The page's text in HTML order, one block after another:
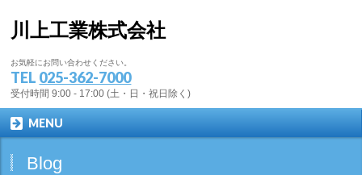
川上工業株式会社
お気軽にお問い合わせください。
TEL 025-362-7000
受付時間 9:00 - 17:00 (土・日・祝日除く)
MENU
Blog